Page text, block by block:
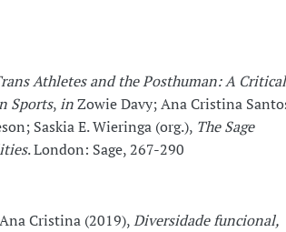
Athletes and the Posthuman: A Critical
Sports,inZowie Davy; Ana Cristina
Saskia E. Wieringa (org.), The Sage
. London: Sage, 267-290
Cristina (2019),Diversidade funcional,